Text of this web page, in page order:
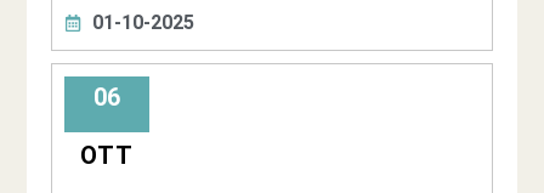
01-10-2025
06
OTT